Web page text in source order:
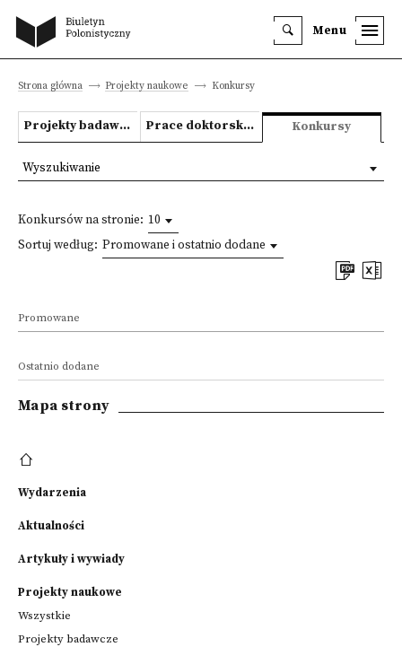
Menu
Strona główna Projekty naukowe Konkursy
Projekty badawcze Prace doktorskie i habilitacyjne Konkursy
Konkursów na stronie: 10
Sortuj według: Promowane i ostatnio dodane
Promowane
Ostatnio dodane
Wyszukiwanie
Mapa strony
Wydarzenia
Aktualności
Artykuły i wywiady
Projekty naukowe
Wszystkie
Projekty badawcze